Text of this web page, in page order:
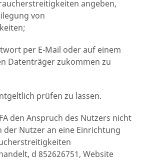
angeben,
von
per E-Mail oder auf einem
Datenträger zukommen zu
prüfen zu lassen.
den Anspruch des Nutzers nicht
der Nutzer an eine Einrichtung
d 852626751, Website